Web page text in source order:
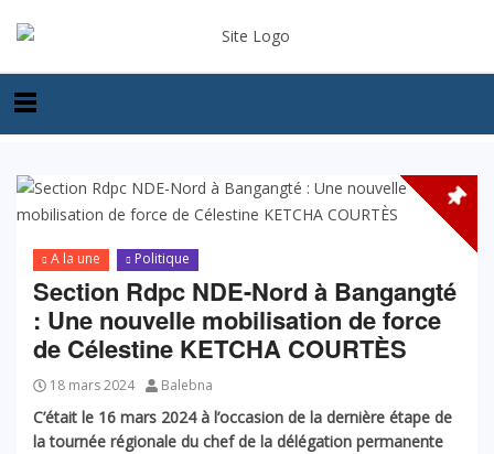
A la une Politique
Section Rdpc NDE-Nord à Bangangté
: Une nouvelle mobilisation de force
de Célestine KETCHA COURTÈS
18 mars 2024 Balebna
C’était le 16 mars 2024 à l’occasion de la dernière étape de
la tournée régionale du chef de la délégation permanente